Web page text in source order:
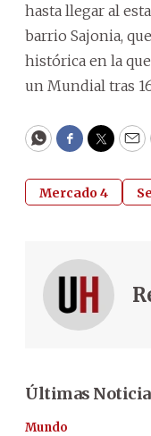
hasta llegar al
barrio Sajonia,
histórica en la
un Mundial tras
WhatsApp
Facebook
Mercado 4
Últimas
Mundo